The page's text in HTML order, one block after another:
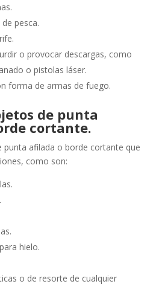
pesca.
o provocar descargas, como
o pistolas láser.
forma de armas de fuego.
de punta
cortante.
punta afilada o borde cortante que
como son:
hielo.
o de resorte de cualquier